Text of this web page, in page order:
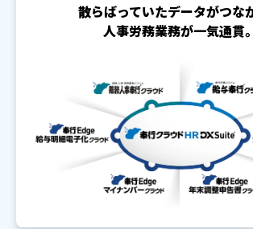
散らばっていたデータがつな
人事労務業務が一気通貫。